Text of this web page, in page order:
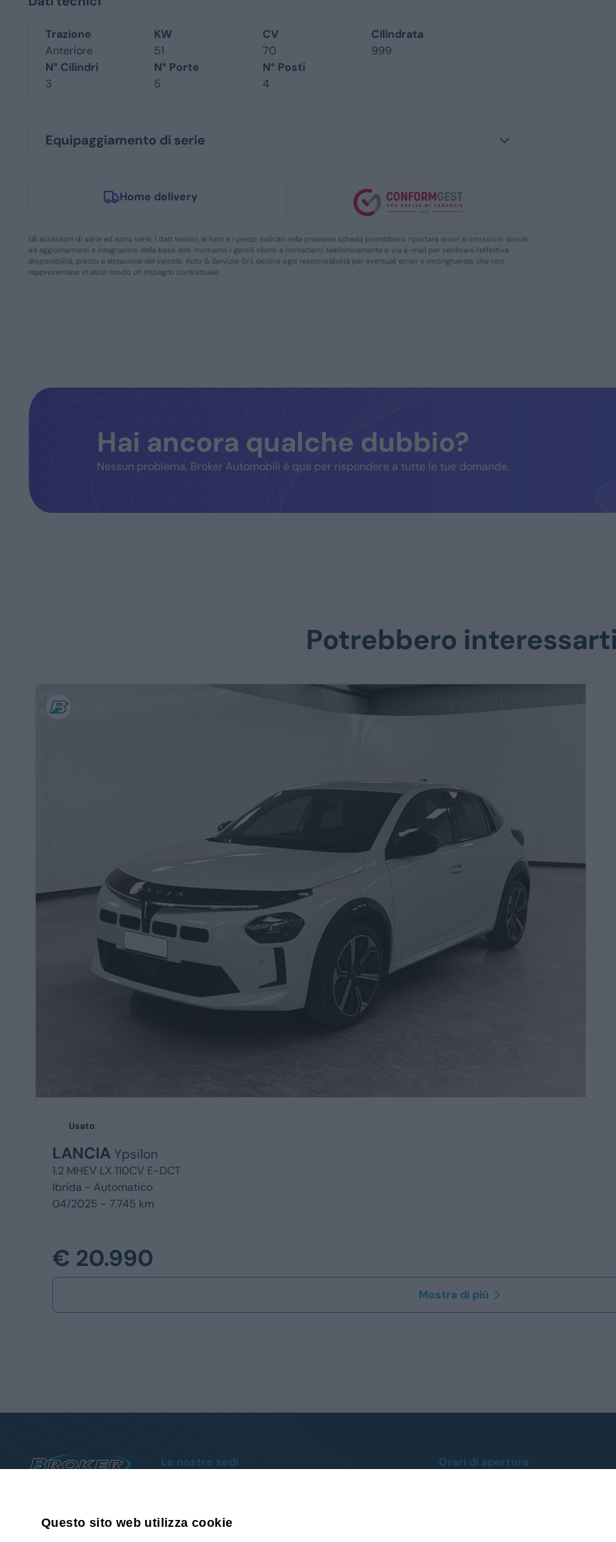
Trazione
Anteriore
KW
51
CV
70
Cilindrata
999
N° Cilindri
3
N° Porte
5
N° Posti
4
Equipaggiamento di serie
Home delivery
Gli accessori di serie ed extra serie, i dati tecnici, le foto e i prezzi indicati nella presente scheda potrebbero riportare errori e omissioni dovuti
ad aggiornamenti e integrazioni della base dati. Invitiamo i gentili clienti a contattarci telefonicamente o via e-mail per verificare l’effettiva
disponibilità, prezzo e dotazione del veicolo. Auto & Servizio S.r.l. declina ogni responsabilità per eventuali errori o incongruenze, che non
reppresentano in alcun modo un impegno contrattuale.
Hai ancora qualche dubbio?
Nessun problema, Broker Automobili è qua per rispondere a tutte le tue domande.
Potrebbero
Usato
LANCIA Ypsilon
1.2 MHEV LX 110CV E-DCT
Ibrida - Automatico
04/2025 - 7.745 km
€ 20.990
Mostra di più
019 93 88 009
Scrivici su Whatsapp
Le nostre sedi
Reg. Poca, 18 - Tel.
Orari di apertura
Questo sito web utilizza cookie